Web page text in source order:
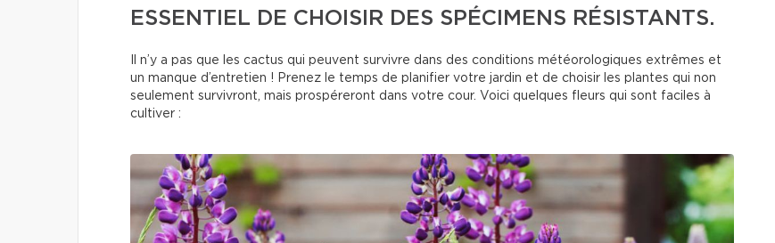
ESSENTIEL DE CHOISIR DES SPÉCIMENS RÉSISTANTS.
Il n’y a pas que les cactus qui peuvent survivre dans des conditions météorologiques extrêmes et
un manque d’entretien ! Prenez le temps de planifier votre jardin et de choisir les plantes qui non
seulement survivront, mais prospéreront dans votre cour. Voici quelques fleurs qui sont faciles à
cultiver :